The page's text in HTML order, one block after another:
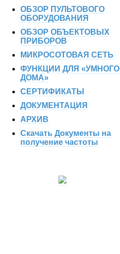
ОБЗОР ПУЛЬТОВОГО
ОБОРУДОВАНИЯ
ОБЗОР ОБЪЕКТОВЫХ
ПРИБОРОВ
МИКРОСОТОВАЯ СЕТЬ
ФУНКЦИИ ДЛЯ «УМНОГО
ДОМА»
СЕРТИФИКАТЫ
ДОКУМЕНТАЦИЯ
АРХИВ
Скачать Документы на
получение частоты